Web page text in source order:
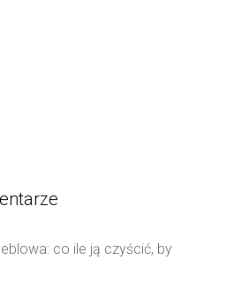
co ile ją czyścić, by